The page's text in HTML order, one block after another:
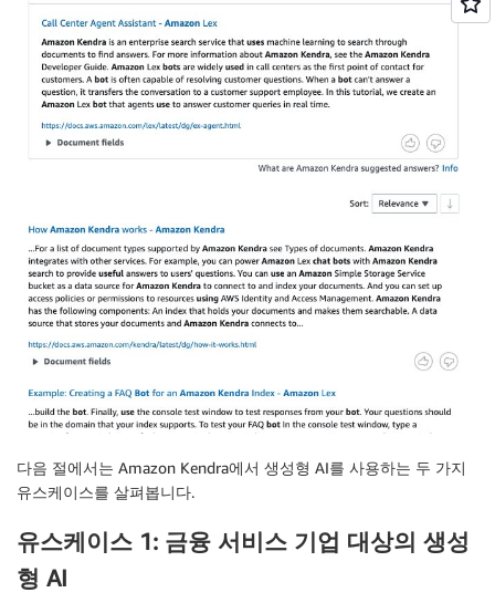
다음 절에서는 Amazon Kendra에서 생성형 AI를 사용하는 두 가지
유스케이스를 살펴봅니다.
유스케이스 1: 금융 서비스 기업 대상의 생성
형 AI